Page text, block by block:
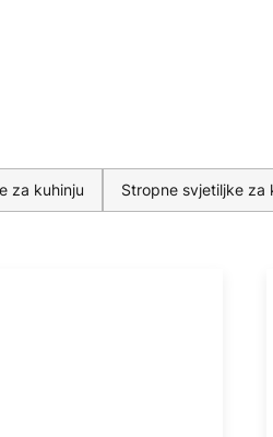
za kuhinju Stropne svjetiljke za